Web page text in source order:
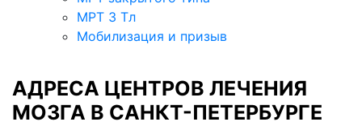
МРТ 3 Тл
Мобилизация и призыв
АДРЕСА ЦЕНТРОВ ЛЕЧЕНИЯ
МОЗГА В САНКТ-ПЕТЕРБУРГЕ